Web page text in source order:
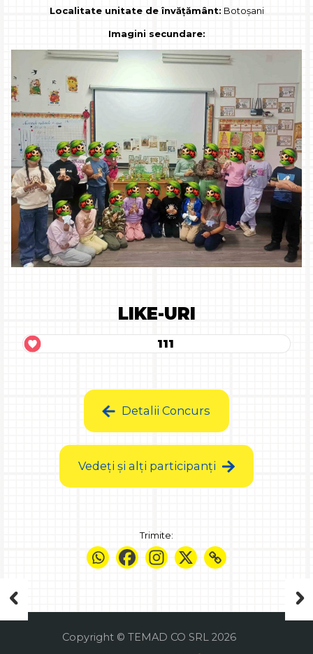
Localitate unitate de învățământ: Botoșani
Imagini secundare:
LIKE-URI
111
Detalii Concurs
Vedeți și alți participanți
Trimite:
Copyright © TEMAD CO SRL 2026